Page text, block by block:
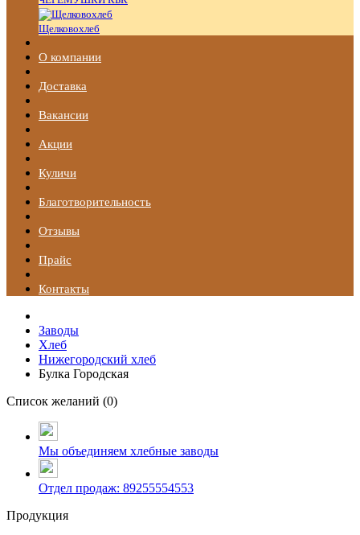
Щелковохлеб
О компании
Доставка
Вакансии
Акции
Куличи
Благотворительность
Отзывы
Прайс
Контакты
Заводы
Хлеб
Нижегородский хлеб
Булка Городская
Список желаний (0)
Мы объединяем хлебные заводы
Отдел продаж: 89255554553
Продукция